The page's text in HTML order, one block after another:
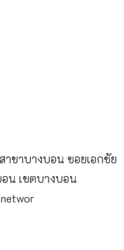
ขาบางบอน ซอยเอกชัย
น เขตบางบอน